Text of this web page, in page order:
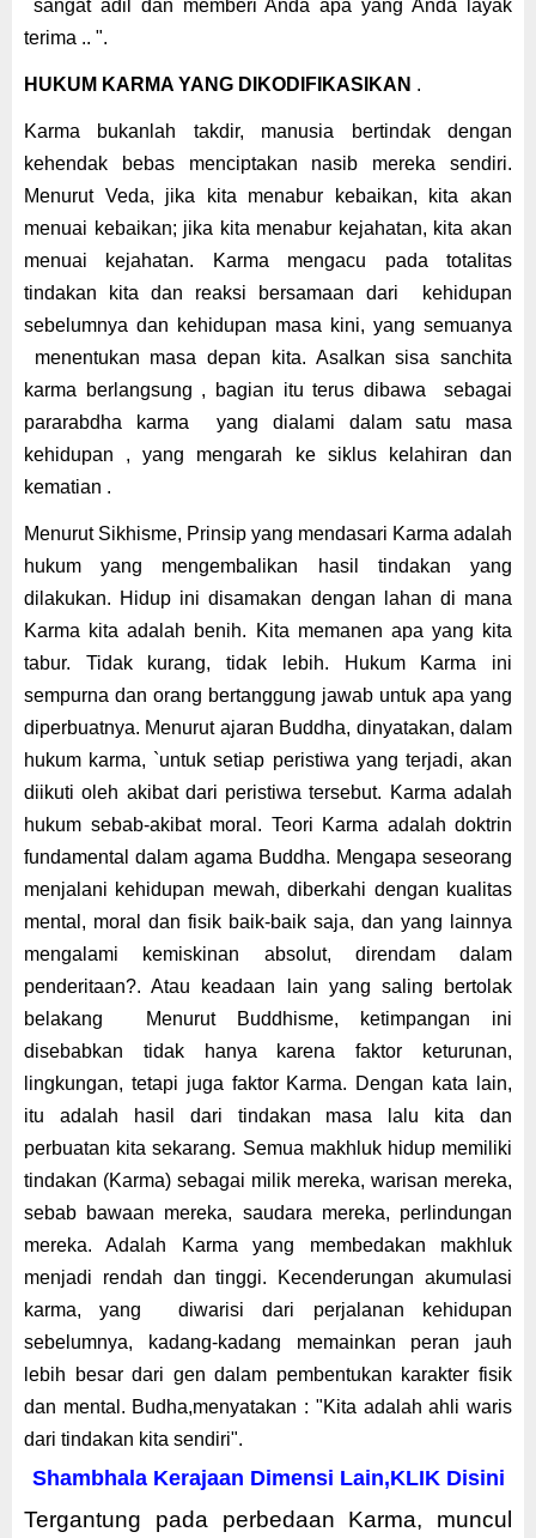
sangat adil dan memberi Anda apa yang Anda layak
terima .. ".
HUKUM KARMA YANG DIKODIFIKASIKAN .
Karma bukanlah takdir, manusia bertindak dengan
kehendak bebas menciptakan nasib mereka sendiri.
Menurut Veda, jika
kita menabur kebaikan, kita akan
menuai kebaikan; jika kita menabur kejahatan, kita akan
menuai kejahatan. Karma mengacu pada totalitas
tindakan kita dan reaksi bersamaan dari
kehidupan
sebelumnya dan kehidupan masa kini, yang semuanya
menentukan masa depan kita. Asalkansisa sanchita
karma berlangsung , bagian itu terus dibawa
sebagai
pararabdha karma
yang dialami dalam satu masa
kehidupan , yang mengarah ke siklus kelahiran dan
kematian .
Menurut Sikhisme, Prinsip yang mendasari Karma adalah
hukum yang mengembalikan hasil tindakanyang
di lakukan. Hidup ini disamakan dengan lahan di mana
Karma kita adalah benih. Kita memanen apa yang kita
tabur. Tidak kurang, tidak lebih. Hukum Karma ini
sempurna dan orang bertanggung jawab untuk apa yang
diperbuatnya. Menurut ajaran Buddha, dinyatakan, dalam
hukum karma, `untuk setiap peristiwa yang terjadi, akan
diikuti oleh akibat dari peristiwa tersebut. Karma adalah
hukum sebab-akibat moral. Teori Karma adalah doktrin
fundamental dalam agama Buddha. Mengapa seseorang
menjalani kehidupan mewah, diberkahi dengan kualitas
mental, moral dan fisik baik-baik saja, dan yang lainnya
mengalami kemiskinan absolut, direndam dalam
penderitaan?. Atau keadaan lain yang saling bertolak
belakang
Menurut Buddhisme, ketimpangan ini
disebabkan tidak hanya karena faktor keturunan,
lingkungan, tetapi juga faktor Karma. Dengan kata lain,
itu adalah hasil dari tindakan masa lalu kita dan
perbuatan kita sekarang. Semua makhluk hidup memiliki
tindakan (Karma) sebagai milik mereka, warisan mereka,
sebab bawaan mereka, saudara mereka, perlindungan
mereka. Adalah Karma yang membedakan makhluk
menjadi rendah dan tinggi. Kecenderungan akumulasi
karma, yang
diwarisi dari perjalanan kehidupan
sebelumnya, kadang-kadang memainkan peran jauh
lebih besar dari gen dalam pembentukan karakter fisik
dan mental. Budha,menyatakan : "Kita adalah ahli waris
dari tindakan kita sendiri".
Shambhala Kerajaan Dimensi Lain,KLIK Disini
Tergantung pada perbedaan Karma, muncul